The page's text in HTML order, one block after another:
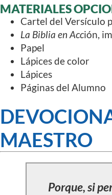
MATERIALES
Cartel del Versículo
La Biblia en Acción,
Papel
Lápices de color
Lápices
Páginas del Alumno
MAESTRO
Porque, si